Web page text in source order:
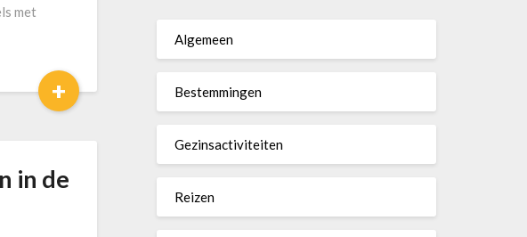
met
+
in de
Algemeen
Bestemmingen
Gezinsactiviteiten
Reizen